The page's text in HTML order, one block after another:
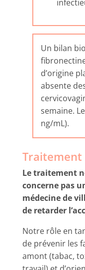
Un bilan
d’origine
absente
semaine.
ng/mL).
Traitement
Le traitement
concerne pas
médecine de
de retarder
Notre rôle en
de prévenir les
amont (tabac,